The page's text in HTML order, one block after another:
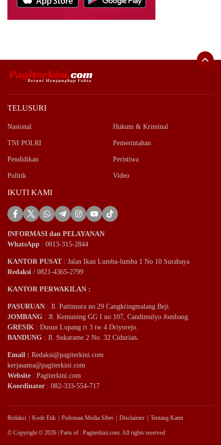
TELUSURI
Nasional Hukum & Kriminal
TNI POLRI Pemerintahan
Pendidikan Peristiwa
Politik Video
IKUTI KAMI
INFORMASI dan PELAYANAN
WhatsApp : 0813-315-2844
KANTOR PUSAT: Jalan Ikan Lumba-lumba 1 No 10 Surabaya
Redaksi / 0821-4365-2799
KANTOR PERWAKILAN :
PASURUAN : Jl. Pattimura no 29 Cangkringmalang Beji.
JOMBANG : Jl. Kemuning GG I no 107, Candimulyo Jombang.
GRESIK : Dusun Lopang rt 3 tw 4 Driyorejo.
BANDUNG : Jl. Sukarame 2 No. 32 Cidurian.
Email : Redaksi@pagiterkini.com
kerjasama@pagiterkini.com
Website : Pagiterkini.com
Koordinator : 082-333-554-717
Redaksi Kode Etik Pedoman Media Siber Disclaimer Tentang Kami
© Copyright © 2026 | Parts of : Pagiterkini.com. All rights reserved